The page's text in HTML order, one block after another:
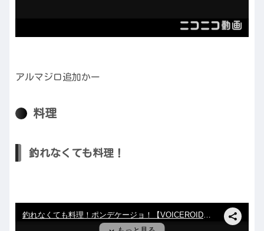
アルマジロ追加かー
料理
釣れなくても料理！